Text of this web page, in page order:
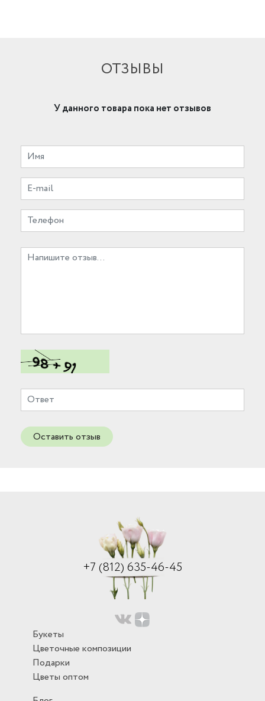
ОТЗЫВЫ
У данного товара пока нет отзывов
Оставить отзыв
+7 (812) 635-46-45
Букеты
Цветочные композиции
Подарки
Цветы оптом